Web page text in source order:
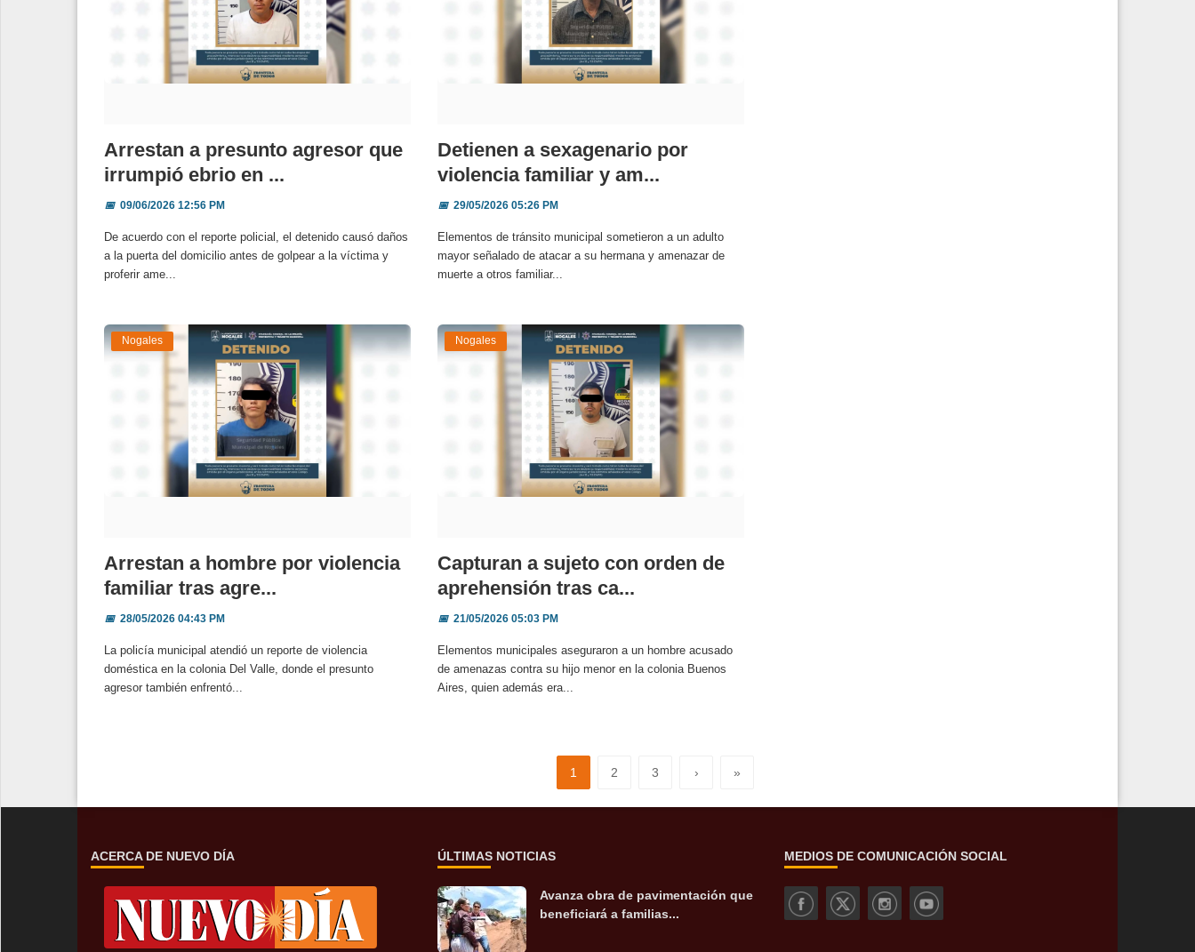
Arrestan a presunto agresor que
irrumpió ebrio en ...
📅09/06/2026 12:56 PM
De acuerdo con el reporte policial, el detenido causó daños
a la puerta del domicilio antes de golpear a la víctima y
proferir ame...
Detienen a sexagenario por
violencia familiar y am...
📅29/05/2026 05:26 PM
Elementos de tránsito municipal sometieron a un adulto
mayor señalado de atacar a su hermana y amenazar de
muerte a otros familiar...
Nogales
Arrestan a hombre por violencia
familiar tras agre...
📅28/05/2026 04:43 PM
La policía municipal atendió un reporte de violencia
doméstica en la colonia Del Valle, donde el presunto
agresor también enfrentó...
Nogales
Capturan a sujeto con orden de
aprehensión tras ca...
📅21/05/2026 05:03 PM
Elementos municipales aseguraron a un hombre acusado
de amenazas contra su hijo menor en la colonia Buenos
Aires, quien además era...
1 2 3 › »
ACERCA DE NUEVO DÍA ÚLTIMAS NOTICIAS
Avanza obra de pavimentación que
beneficiará a familias...
MEDIOS DE COMUNICACIÓN SOCIAL